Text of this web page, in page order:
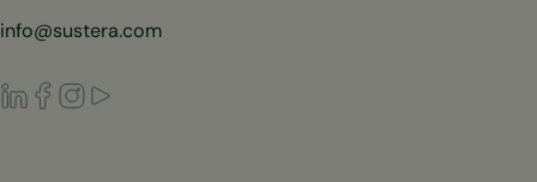
info@sustera.com
LinkedIn
Facebook
Instagram